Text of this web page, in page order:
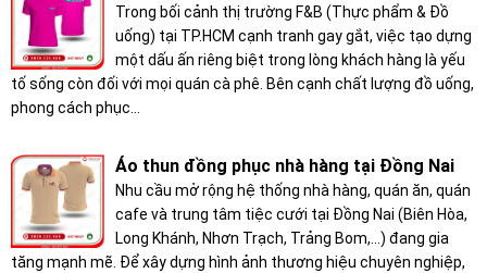
Trong bối cảnh thị trường F&B (Thực phẩm & Đồ
uống) tại TP.HCM cạnh tranh gay gắt, việc tạo dựng
một dấu ấn riêng biệt trong lòng khách hàng là yếu
tố sống còn đối với mọi quán cà phê. Bên cạnh chất lượng đồ uống,
phong cách phục...
Áo thun đồng phục nhà hàng tại Đồng Nai
Nhu cầu mở rộng hệ thống nhà hàng, quán ăn, quán
cafe và trung tâm tiệc cưới tại Đồng Nai (Biên Hòa,
Long Khánh, Nhơn Trạch, Trảng Bom,...) đang gia
tăng mạnh mẽ. Để xây dựng hình ảnh thương hiệu chuyên nghiệp,